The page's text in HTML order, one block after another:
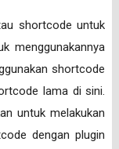
shortcode untuk
menggunakannya
shortcode
lama di sini.
untuk melakukan
dengan plugin